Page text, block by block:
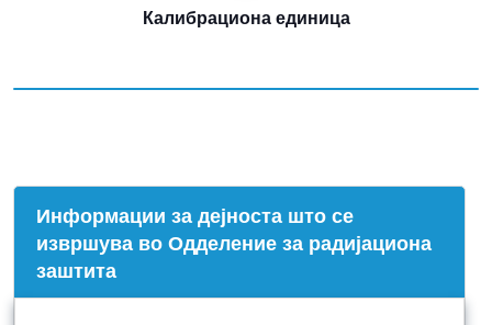
Калибрациона единица
Информации за дејноста што се
извршува во Одделение за радијациона
заштита